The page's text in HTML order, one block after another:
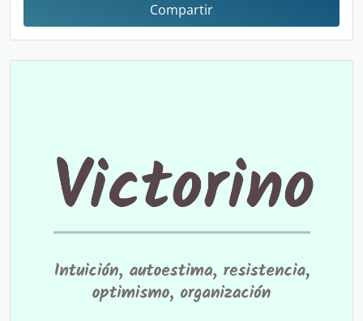
Compartir